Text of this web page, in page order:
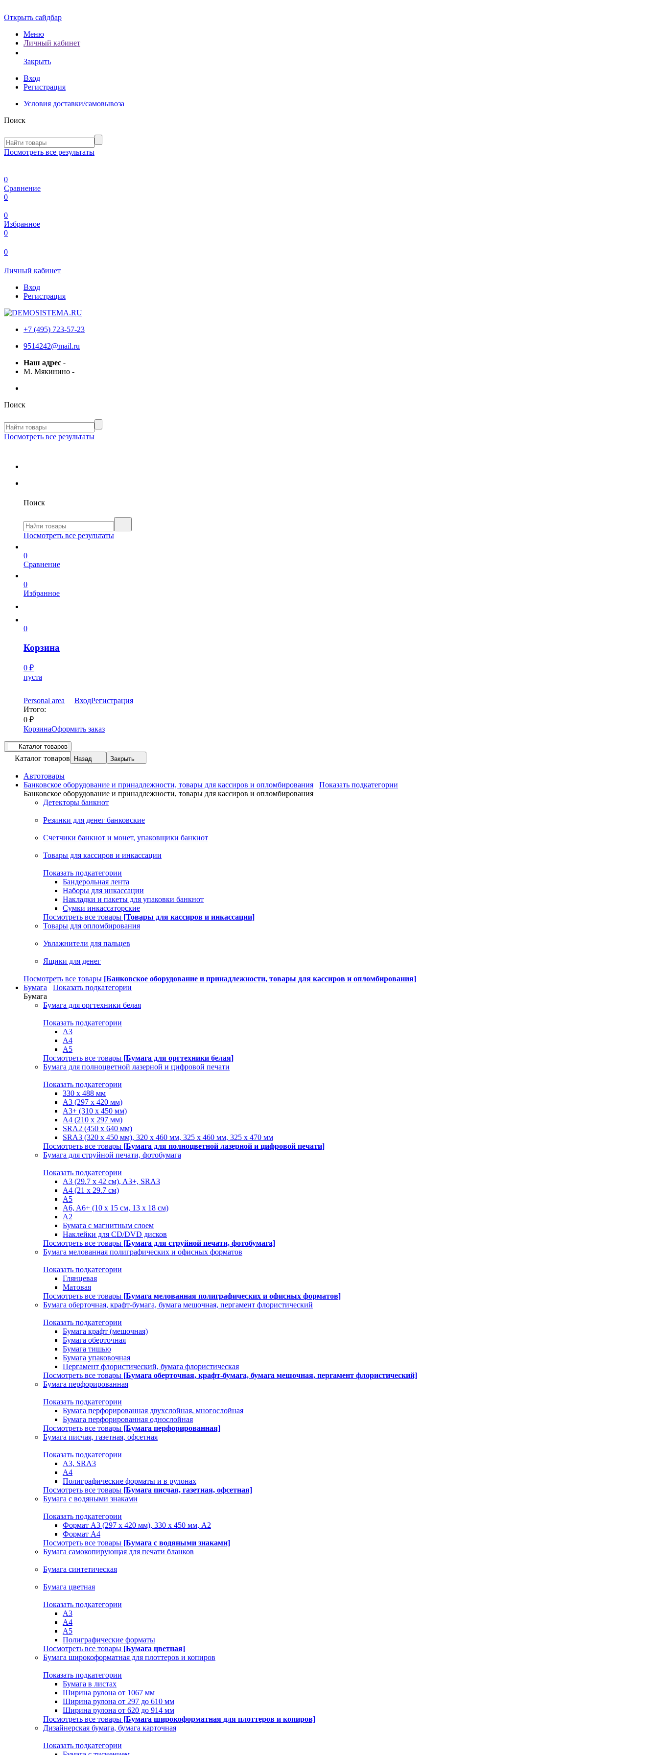
Открыть сайдбар
Меню
Личный кабинет
Закрыть
Вход
Регистрация
Условия доставки/самовывоза
Поиск
Посмотреть все результаты
0
Сравнение
0
0
Избранное
0
0
Личный кабинет
Вход
Регистрация
+7 (495) 723-57-23
9514242@mail.ru
Наш адрес -
М. Мякинино -
Поиск
Посмотреть все результаты
Поиск
Посмотреть все результаты
0
Сравнение
0
Избранное
0
Корзина
0 ₽
пуста
Personal area ВходРегистрация
Итого:
0 ₽
КорзинаОформить заказ
Каталог товаров
Каталог товаров Назад Закрыть
Автотовары
Банковское оборудование и принадлежности, товары для кассиров и опломбирования
Показать подкатегории
Банковское оборудование и принадлежности, товары для кассиров и опломбирования
Детекторы банкнот
Резинки для денег банковские
Счетчики банкнот и монет, упаковщики банкнот
Товары для кассиров и инкассации
Показать подкатегории
Бандерольная лента
Наборы для инкассации
Накладки и пакеты для упаковки банкнот
Сумки инкассаторские
Посмотреть все товары [Товары для кассиров и инкассации]
Товары для опломбирования
Увлажнители для пальцев
Ящики для денег
Посмотреть все товары [Банковское оборудование и принадлежности, товары для кассиров и опломбирования]
Бумага
Показать подкатегории
Бумага
Бумага для оргтехники белая
Показать подкатегории
A3
A4
A5
Посмотреть все товары [Бумага для оргтехники белая]
Бумага для полноцветной лазерной и цифровой печати
Показать подкатегории
330 х 488 мм
A3 (297 x 420 мм)
A3+ (310 х 450 мм)
A4 (210 х 297 мм)
SRA2 (450 x 640 мм)
SRA3 (320 х 450 мм), 320 x 460 мм, 325 х 460 мм, 325 х 470 мм
Посмотреть все товары [Бумага для полноцветной лазерной и цифровой печати]
Бумага для струйной печати, фотобумага
Показать подкатегории
A3 (29.7 х 42 см), A3+, SRA3
A4 (21 х 29.7 см)
A5
A6, A6+ (10 x 15 см, 13 x 18 см)
А2
Бумага с магнитным слоем
Наклейки для CD/DVD дисков
Посмотреть все товары [Бумага для струйной печати, фотобумага]
Бумага мелованная полиграфических и офисных форматов
Показать подкатегории
Глянцевая
Матовая
Посмотреть все товары [Бумага мелованная полиграфических и офисных форматов]
Бумага оберточная, крафт-бумага, бумага мешочная, пергамент флористический
Показать подкатегории
Бумага крафт (мешочная)
Бумага оберточная
Бумага тишью
Бумага упаковочная
Пергамент флористический, бумага флористическая
Посмотреть все товары [Бумага оберточная, крафт-бумага, бумага мешочная, пергамент флористический]
Бумага перфорированная
Показать подкатегории
Бумага перфорированная двухслойная, многослойная
Бумага перфорированная однослойная
Посмотреть все товары [Бумага перфорированная]
Бумага писчая, газетная, офсетная
Показать подкатегории
А3, SRA3
А4
Полиграфические форматы и в рулонах
Посмотреть все товары [Бумага писчая, газетная, офсетная]
Бумага с водяными знаками
Показать подкатегории
Формат А3 (297 х 420 мм), 330 х 450 мм, А2
Формат А4
Посмотреть все товары [Бумага с водяными знаками]
Бумага самокопирующая для печати бланков
Бумага синтетическая
Бумага цветная
Показать подкатегории
A3
A4
А5
Полиграфические форматы
Посмотреть все товары [Бумага цветная]
Бумага широкоформатная для плоттеров и копиров
Показать подкатегории
Бумага в листах
Ширина рулона от 1067 мм
Ширина рулона от 297 до 610 мм
Ширина рулона от 620 до 914 мм
Посмотреть все товары [Бумага широкоформатная для плоттеров и копиров]
Дизайнерская бумага, бумага карточная
Показать подкатегории